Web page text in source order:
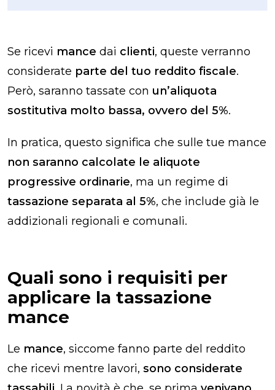
Se ricevi mance dai clienti, queste verranno
considerate parte del tuo reddito fiscale.
Però, saranno tassate con un’aliquota
sostitutiva molto bassa, ovvero del 5%.
In pratica, questo significa che sulle tue mance
non saranno calcolate le aliquote
progressive ordinarie, ma un regime di
tassazione separata al 5%, che include già le
addizionali regionali e comunali.
Quali sono i requisiti per
applicare la tassazione
mance
Le mance, siccome fanno parte del reddito
che ricevi mentre lavori, sono considerate